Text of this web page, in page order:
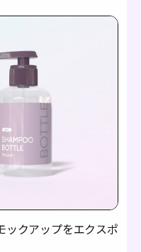
ックアップをエクスポ